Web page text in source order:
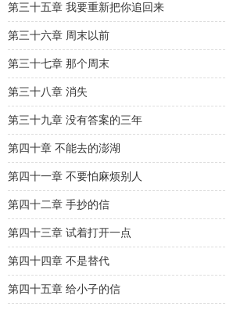
第三十五章 我要重新把你追回来
第三十六章 周末以前
第三十七章 那个周末
第三十八章 消失
第三十九章 没有答案的三年
第四十章 不能去的澎湖
第四十一章 不要怕麻烦别人
第四十二章 手抄的信
第四十三章 试着打开一点
第四十四章 不是替代
第四十五章 给小子的信